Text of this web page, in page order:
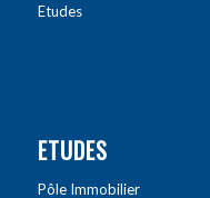
Etudes
ETUDES
Pôle Immobilier